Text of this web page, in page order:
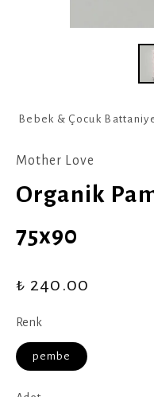
Bebek & Çocuk
Mother Love
Organik
75x90
₺ 240.00
Renk
pembe